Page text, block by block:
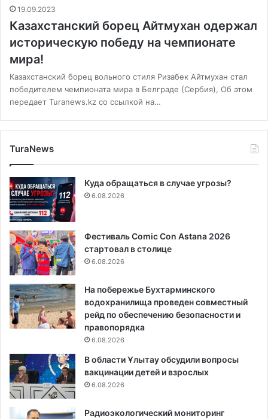
19.09.2023
Казахстанский борец Айтмухан одержал
историческую победу на чемпионате
мира!
Казахстанский борец вольного стиля Ризабек Айтмухан стал
победителем чемпионата мира в Белграде (Сербия), Об этом
передает Turanews.kz со ссылкой на…
TuraNews
Куда обращаться в случае угрозы?
6.08.2026
Фестиваль Comic Con Astana 2026
стартовал в столице
6.08.2026
На побережье Бухтарминского
водохранилища проведен совместный
рейд по обеспечению безопасности и
правопорядка
6.08.2026
В области Ұлытау обсудили вопросы
вакцинации детей и взрослых
6.08.2026
Радиоэкологический мониторинг